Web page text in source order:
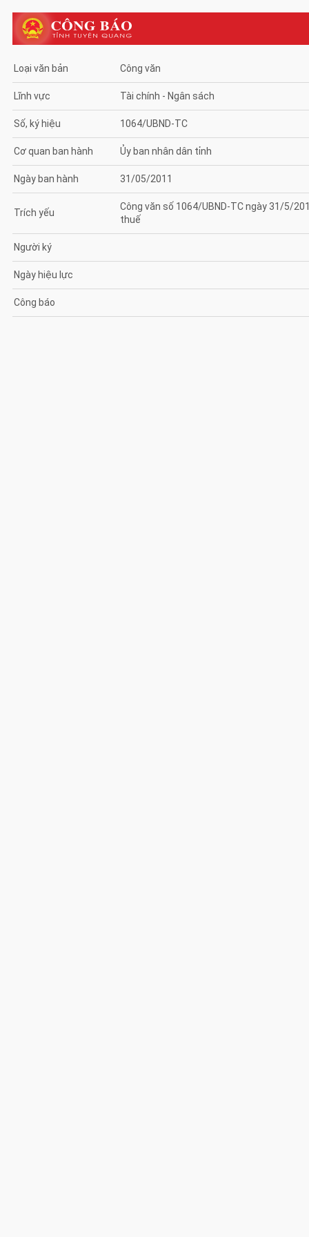
Loại văn bản Công văn
Lĩnh vực Tài chính - Ngân sách
Số, ký hiệu 1064/UBND-TC
Cơ quan ban hành Ủy ban nhân dân tỉnh
Ngày ban hành 31/05/2011
Trích yếu
Công văn số 1064/UBND-TC ngày 31/5/
thuế
Người ký
Ngày hiệu lực
Công báo